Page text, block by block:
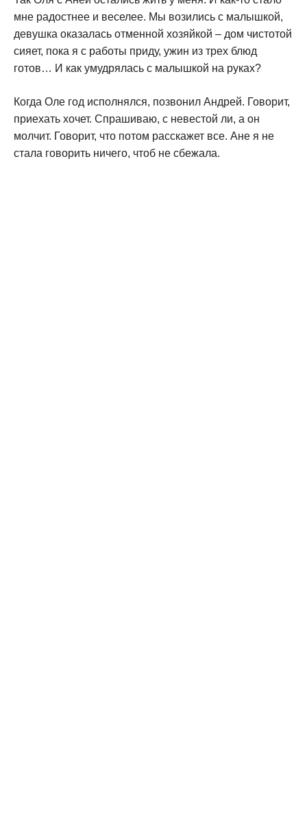
мне радостнее и веселее. Мы возились с малышкой,
девушка оказалась отменной хозяйкой – дом чистотой
сияет, пока я с работы приду, ужин из трех блюд
готов… И как умудрялась с малышкой на руках?
Когда Оле год исполнялся, позвонил Андрей. Говорит,
приехать хочет. Спрашиваю, с невестой ли, а он
молчит. Говорит, что потом расскажет все. Ане я не
стала говорить ничего, чтоб не сбежала.